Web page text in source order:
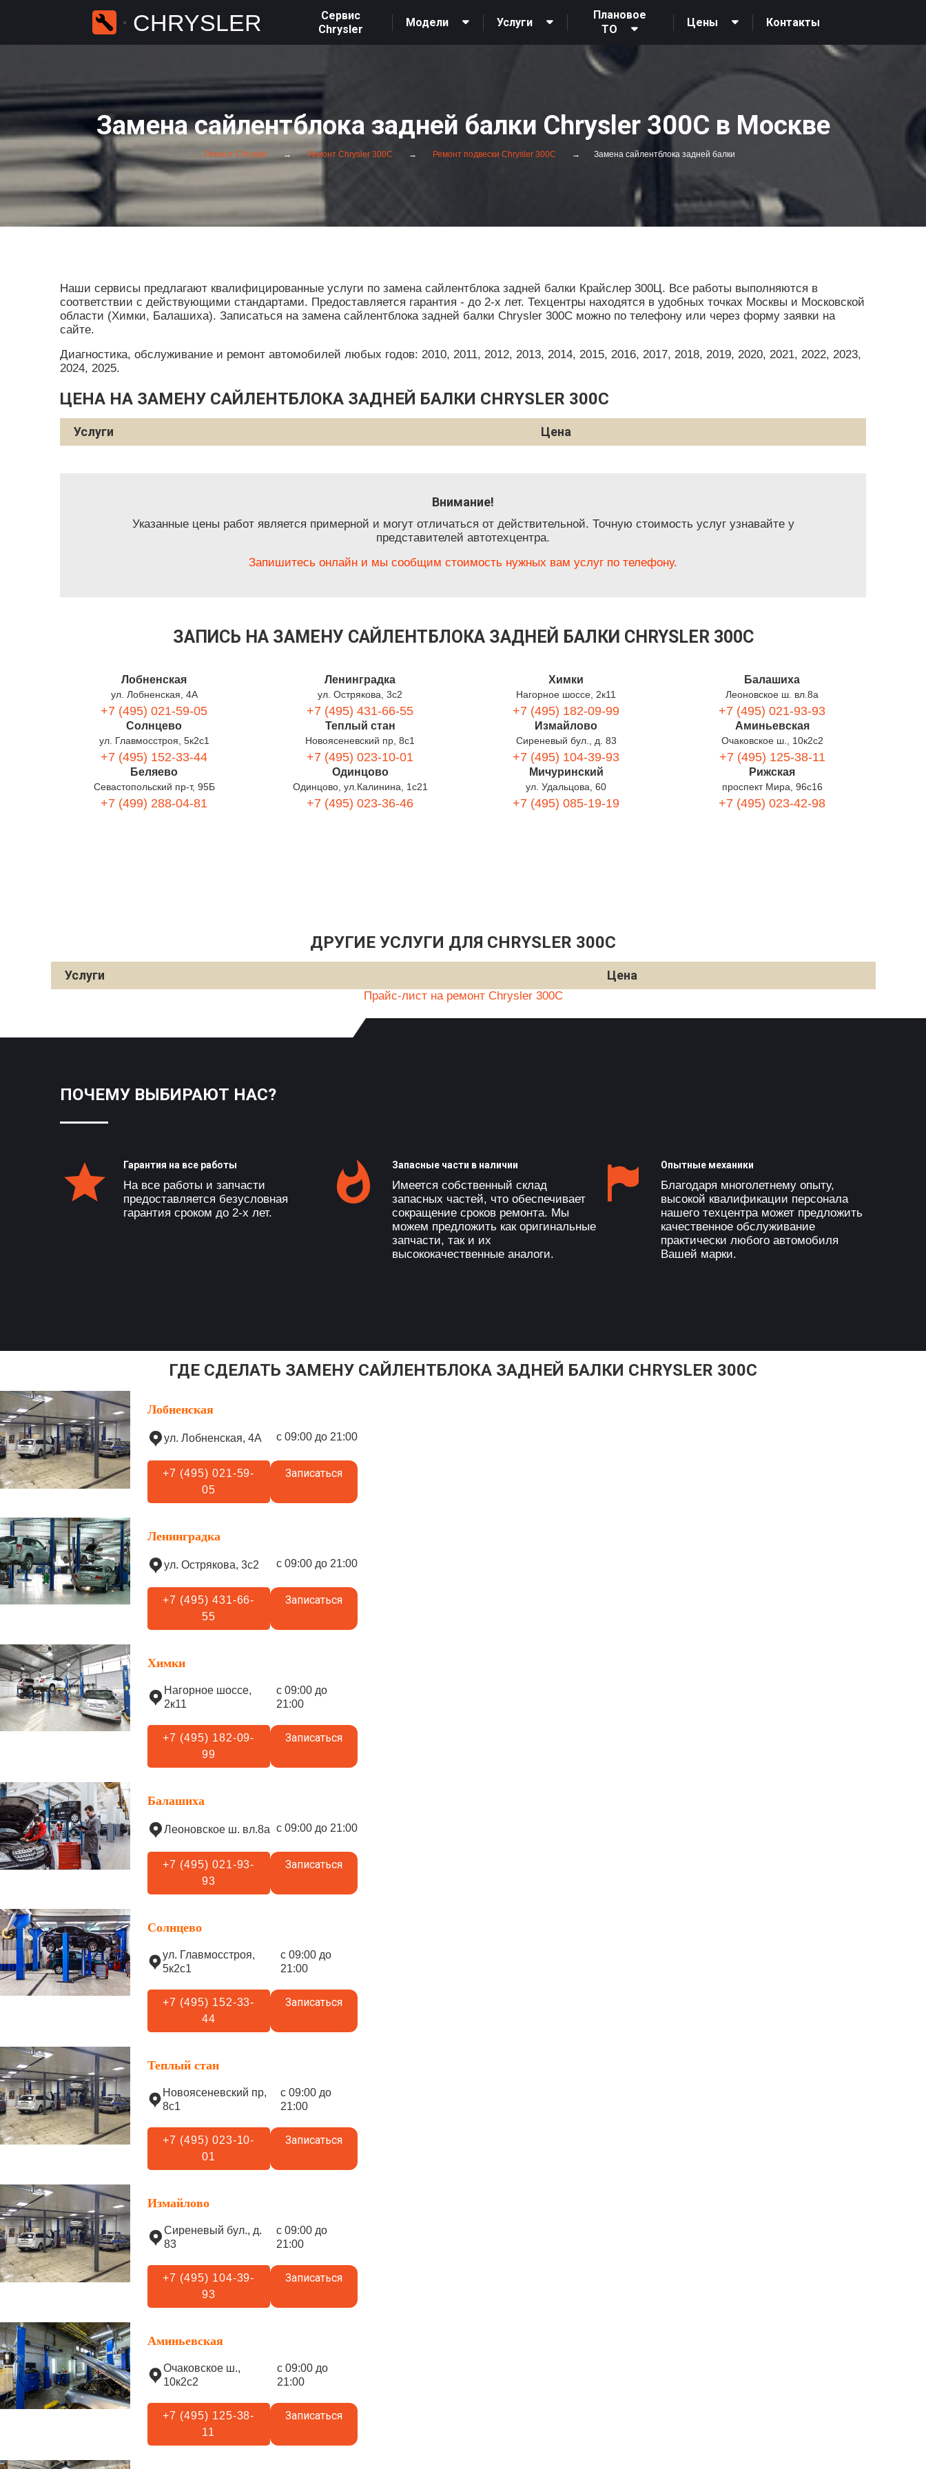
CHRYSLER
Сервис
Chrysler
Модели Услуги
Плановое
ТО
Цены Контакты
Замена сайлентблока задней балки Chrysler 300C в Москве
Ремонт Chrysler Ремонт Chrysler 300C Ремонт подвески Chrysler 300C Замена сайлентблока задней балки
Наши сервисы предлагают квалифицированные услуги по замена сайлентблока задней балки Крайслер 300Ц. Все работы выполняются в
соответствии с действующими стандартами. Предоставляется гарантия - до 2-х лет. Техцентры находятся в удобных точках Москвы и Московской
области (Химки, Балашиха). Записаться на замена сайлентблока задней балки Chrysler 300C можно по телефону или через форму заявки на
сайте.
Диагностика, обслуживание и ремонт автомобилей любых годов: 2010, 2011, 2012, 2013, 2014, 2015, 2016, 2017, 2018, 2019, 2020, 2021, 2022, 2023,
2024, 2025.
ЦЕНА НА ЗАМЕНУ САЙЛЕНТБЛОКА ЗАДНЕЙ БАЛКИ CHRYSLER 300C
Услуги Цена
Внимание!
Указанные цены работ является примерной и могут отличаться от действительной. Точную стоимость услуг узнавайте у
представителей автотехцентра.
Запишитесь онлайн и мы сообщим стоимость нужных вам услуг по телефону.
ЗАПИСЬ НА ЗАМЕНУ САЙЛЕНТБЛОКА ЗАДНЕЙ БАЛКИ CHRYSLER 300C
Лобненская
ул. Лобненская, 4А
+7 (495) 021-59-05
Ленинградка
ул. Острякова, 3с2
+7 (495) 431-66-55
Химки
Нагорное шоссе, 2к11
+7 (495) 182-09-99
Балашиха
Леоновское ш. вл.8а
+7 (495) 021-93-93
Солнцево
ул. Главмосстроя, 5к2с1
+7 (495) 152-33-44
Теплый стан
Новоясеневский пр, 8с1
+7 (495) 023-10-01
Измайлово
Сиреневый бул., д. 83
+7 (495) 104-39-93
Аминьевская
Очаковское ш., 10к2с2
+7 (495) 125-38-11
Беляево
Севастопольский пр-т, 95Б
+7 (499) 288-04-81
Одинцово
Одинцово, ул.Калинина, 1с21
+7 (495) 023-36-46
Мичуринский
ул. Удальцова, 60
+7 (495) 085-19-19
Рижская
проспект Мира, 96с16
+7 (495) 023-42-98
ДРУГИЕ УСЛУГИ ДЛЯ CHRYSLER 300C
Услуги Цена
Прайс-лист на ремонт Chrysler 300C
ПОЧЕМУ ВЫБИРАЮТ НАС?
Гарантия на все работы
На все работы и запчасти
предоставляется безусловная
гарантия сроком до 2-х лет.
Запасные части в наличии
Имеется собственный склад
запасных частей, что обеспечивает
сокращение сроков ремонта. Мы
можем предложить как оригинальные
запчасти, так и их
высококачественные аналоги.
Опытные механики
Благодаря многолетнему опыту,
высокой квалификации персонала
нашего техцентра может предложить
качественное обслуживание
практически любого автомобиля
Вашей марки.
ГДЕ СДЕЛАТЬ ЗАМЕНУ САЙЛЕНТБЛОКА ЗАДНЕЙ БАЛКИ CHRYSLER 300C
Лобненская
ул. Лобненская, 4А с 09:00 до 21:00
+7 (495) 021-59-
05
Записаться
Ленинградка
ул. Острякова, 3с2 с 09:00 до 21:00
+7 (495) 431-66-
55
Записаться
Химки
Нагорное шоссе,
2к11
с 09:00 до
21:00
+7 (495) 182-09-
99
Записаться
Балашиха
Леоновское ш. вл.8а с 09:00 до 21:00
+7 (495) 021-93-
93
Записаться
Солнцево
ул. Главмосстроя,
5к2с1
с 09:00 до
21:00
+7 (495) 152-33-
44
Записаться
Теплый стан
Новоясеневский пр,
8с1
с 09:00 до
21:00
+7 (495) 023-10-
01
Записаться
Измайлово
Сиреневый бул., д.
83
с 09:00 до
21:00
+7 (495) 104-39-
93
Записаться
Аминьевская
Очаковское ш.,
10к2с2
с 09:00 до
21:00
+7 (495) 125-38-
11
Записаться